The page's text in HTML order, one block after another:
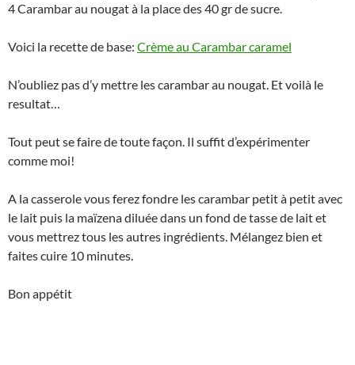
4 Carambar au nougat à la place des 40 gr de sucre.
Voici la recette de base: Crème au Carambar caramel
N’oubliez pas d’y mettre les carambar au nougat. Et voilà le
resultat…
Tout peut se faire de toute façon. Il suffit d’expérimenter
comme moi!
A la casserole vous ferez fondre les carambar petit à petit avec
le lait puis la maïzena diluée dans un fond de tasse de lait et
vous mettrez tous les autres ingrédients. Mélangez bien et
faites cuire 10 minutes.
Bon appétit